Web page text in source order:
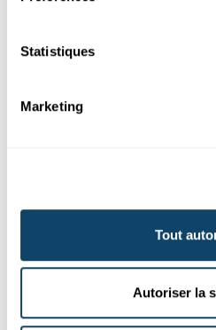
Statistiques
Marketing
Tout
Autoriser la
Wéi vill Sport ass gutt fir
Den 23. Juli fänken d'Olympesch
Medail ginn d'Athleten un hir
FNR